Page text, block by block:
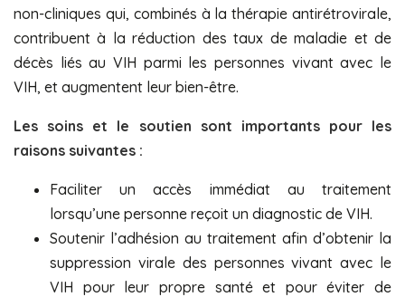
non-cliniques qui, combinés à la thérapie antirétrovirale,
contribuent à la réduction des taux de maladie et de
décès liés au VIH parmi les personnes vivant avec le
VIH, et augmentent leur bien-être.
Les soins et le soutien sont importants pour les
raisons suivantes :
Faciliter un accès immédiat au traitement
lorsqu’une personne reçoit un diagnostic de VIH.
Soutenir l’adhésion au traitement afin d’obtenir la
suppression virale des personnes vivant avec le
VIH pour leur propre santé et pour éviter de